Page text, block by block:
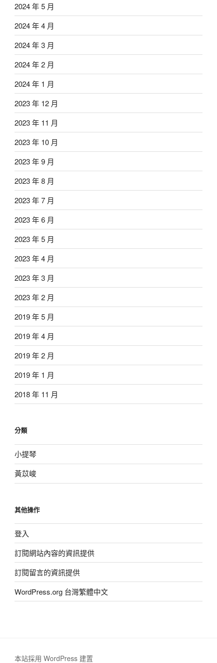
2024 年 5 月
2024 年 4 月
2024 年 3 月
2024 年 2 月
2024 年 1 月
2023 年 12 月
2023 年 11 月
2023 年 10 月
2023 年 9 月
2023 年 8 月
2023 年 7 月
2023 年 6 月
2023 年 5 月
2023 年 4 月
2023 年 3 月
2023 年 2 月
2019 年 5 月
2019 年 4 月
2019 年 2 月
2019 年 1 月
2018 年 11 月
分類
小提琴
黃苡峻
其他操作
登入
訂閱網站內容的資訊提供
訂閱留言的資訊提供
WordPress.org 台灣繁體中文
本站採用 WordPress 建置